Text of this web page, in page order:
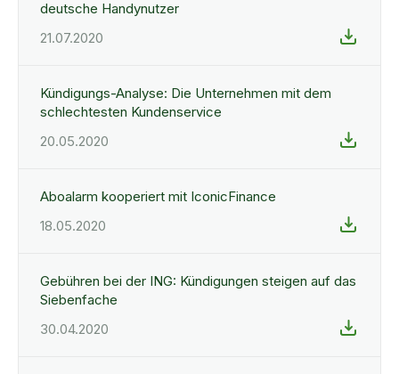
deutsche Handynutzer
21.07.2020
Kündigungs-Analyse: Die Unternehmen mit dem
schlechtesten Kundenservice
20.05.2020
Aboalarm kooperiert mit IconicFinance
18.05.2020
Gebühren bei der ING: Kündigungen steigen auf das
Siebenfache
30.04.2020